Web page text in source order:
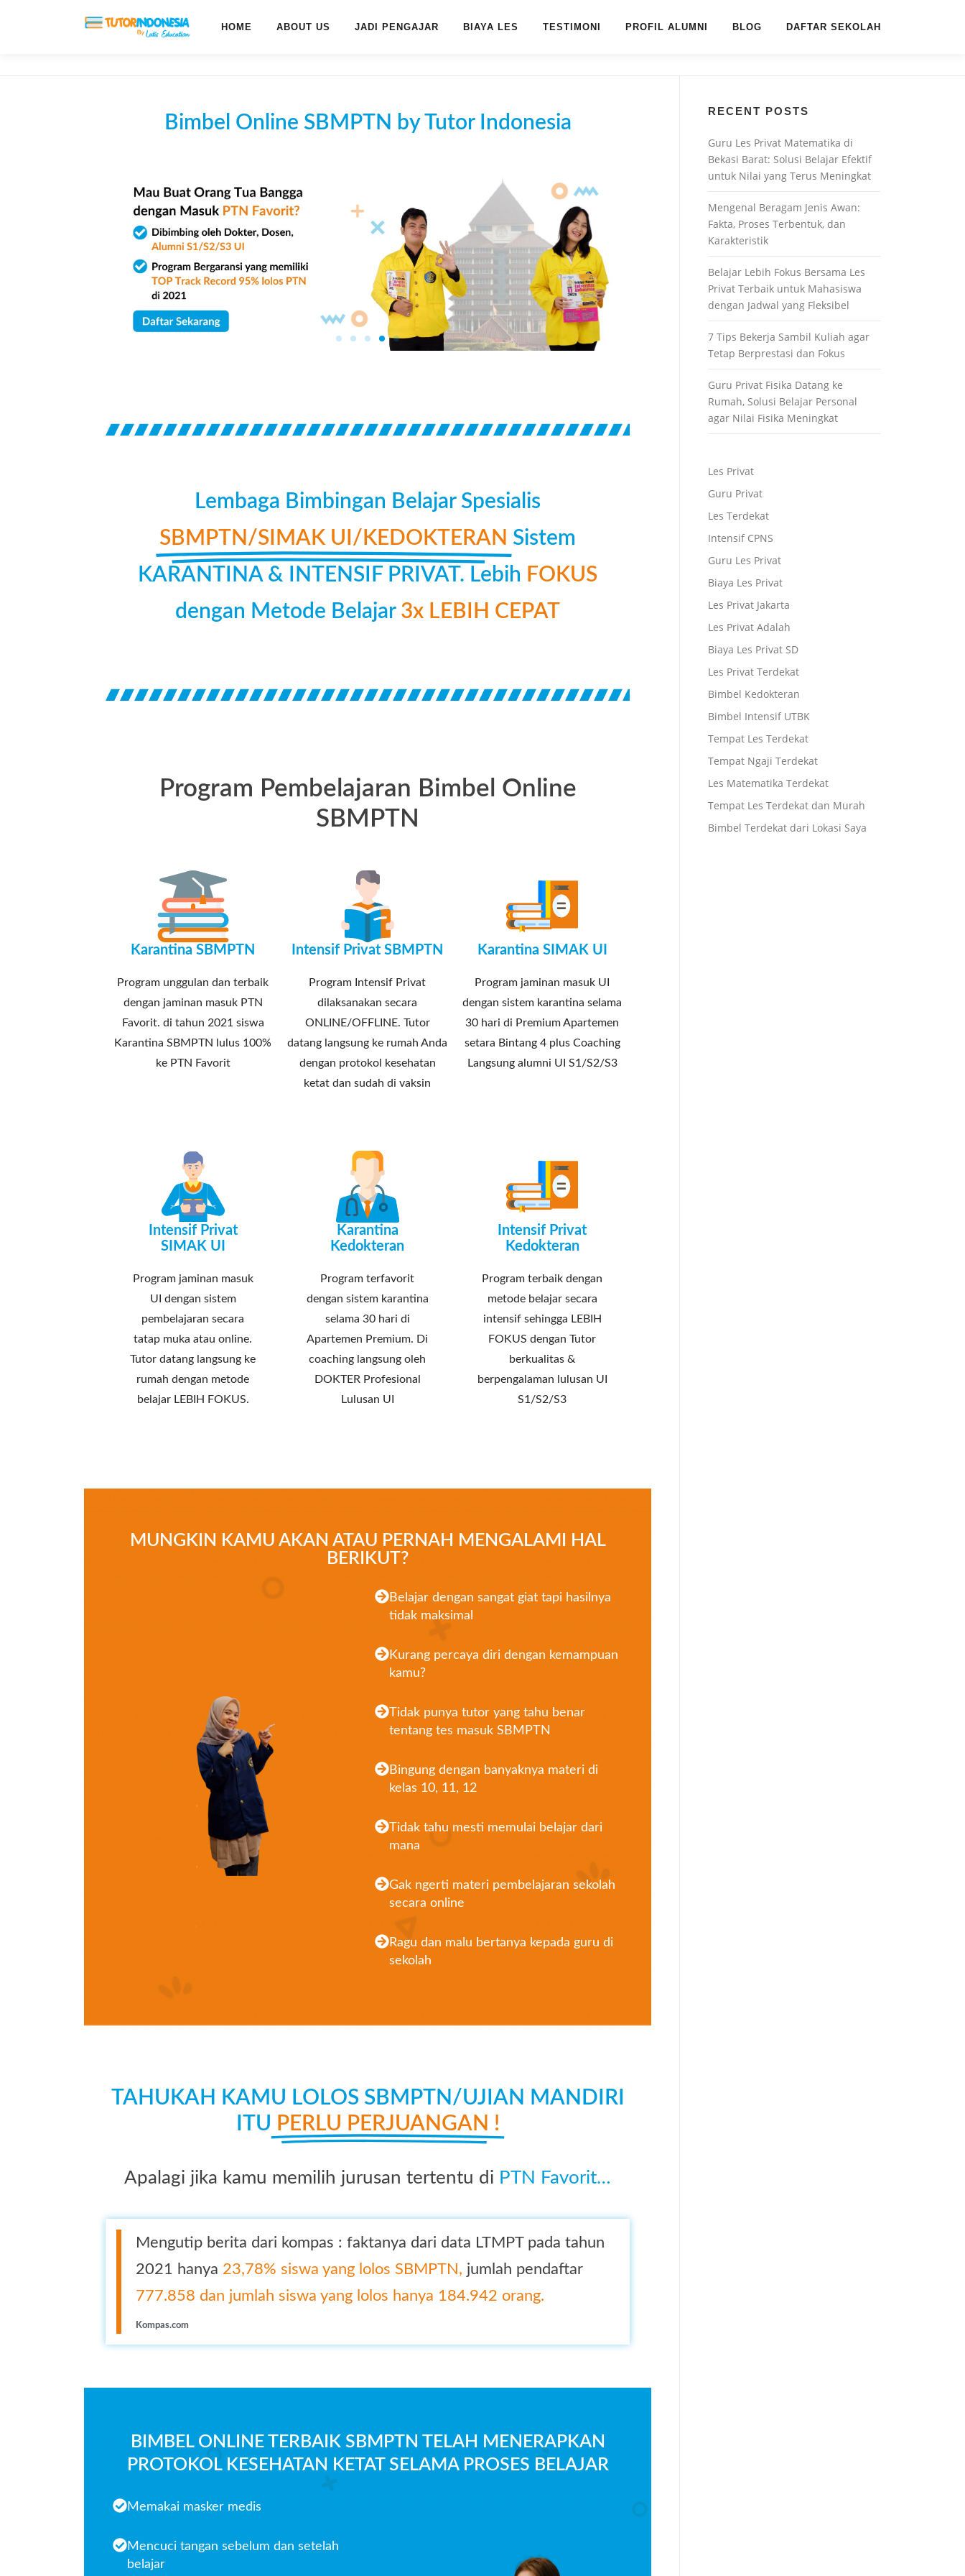
HOME ABOUT US JADI PENGAJAR BIAYA LES TESTIMONI PROFIL ALUMNI BLOG DAFTAR SEKOLAH
Bimbel Online SBMPTN by Tutor Indonesia
Lembaga Bimbingan Belajar Spesialis
SBMPTN/SIMAK UI/KEDOKTERAN Sistem
KARANTINA & INTENSIF PRIVAT. Lebih FOKUS
dengan Metode Belajar 3x LEBIH CEPAT
Program Pembelajaran Bimbel Online
SBMPTN
Karantina SBMPTN
Program unggulan dan terbaik
dengan jaminan masuk PTN
Favorit. di tahun 2021 siswa
Karantina SBMPTN lulus 100%
ke PTN Favorit
Intensif Privat SBMPTN
Program Intensif Privat
dilaksanakan secara
ONLINE/OFFLINE. Tutor
datang langsung ke rumah Anda
dengan protokol kesehatan
ketat dan sudah di vaksin
Karantina SIMAK UI
Program jaminan masuk UI
dengan sistem karantina selama
30 hari di Premium Apartemen
setara Bintang 4 plus Coaching
Langsung alumni UI S1/S2/S3
Intensif Privat
SIMAK UI
Program jaminan masuk
UI dengan sistem
pembelajaran secara
tatap muka atau online.
Tutor datang langsung ke
rumah dengan metode
belajar LEBIH FOKUS.
Karantina
Kedokteran
Program terfavorit
dengan sistem karantina
selama 30 hari di
Apartemen Premium. Di
coaching langsung oleh
DOKTER Profesional
Lulusan UI
Intensif Privat
Kedokteran
Program terbaik dengan
metode belajar secara
intensif sehingga LEBIH
FOKUS dengan Tutor
berkualitas &
berpengalaman lulusan UI
S1/S2/S3
MUNGKIN KAMU AKAN ATAU PERNAH MENGALAMI HAL
BERIKUT?
Belajar dengan sangat giat tapi hasilnya
tidak maksimal
Kurang percaya diri dengan kemampuan
kamu?
Tidak punya tutor yang tahu benar
tentang tes masuk SBMPTN
Bingung dengan banyaknya materi di
kelas 10, 11, 12
Tidak tahu mesti memulai belajar dari
mana
Gak ngerti materi pembelajaran sekolah
secara online
Ragu dan malu bertanya kepada guru di
sekolah
TAHUKAH KAMU LOLOS SBMPTN/UJIAN MANDIRI
ITU PERLU PERJUANGAN !
Apalagi jika kamu memilih jurusan tertentu di PTN Favorit…
Mengutip berita dari kompas : faktanya dari data LTMPT pada tahun
2021 hanya 23,78% siswa yang lolos SBMPTN, jumlah pendaftar
777.858 dan jumlah siswa yang lolos hanya 184.942 orang.
Kompas.com
BIMBEL ONLINE TERBAIK SBMPTN TELAH MENERAPKAN
PROTOKOL KESEHATAN KETAT SELAMA PROSES BELAJAR
Memakai masker medis
Mencuci tangan sebelum dan setelah
belajar
RECENT POSTS
Guru Les Privat Matematika di
Bekasi Barat: Solusi Belajar Efektif
untuk Nilai yang Terus Meningkat
Mengenal Beragam Jenis Awan:
Fakta, Proses Terbentuk, dan
Karakteristik
Belajar Lebih Fokus Bersama Les
Privat Terbaik untuk Mahasiswa
dengan Jadwal yang Fleksibel
7 Tips Bekerja Sambil Kuliah agar
Tetap Berprestasi dan Fokus
Guru Privat Fisika Datang ke
Rumah, Solusi Belajar Personal
agar Nilai Fisika Meningkat
Les Privat
Guru Privat
Les Terdekat
Intensif CPNS
Guru Les Privat
Biaya Les Privat
Les Privat Jakarta
Les Privat Adalah
Biaya Les Privat SD
Les Privat Terdekat
Bimbel Kedokteran
Bimbel Intensif UTBK
Tempat Les Terdekat
Tempat Ngaji Terdekat
Les Matematika Terdekat
Tempat Les Terdekat dan Murah
Bimbel Terdekat dari Lokasi Saya